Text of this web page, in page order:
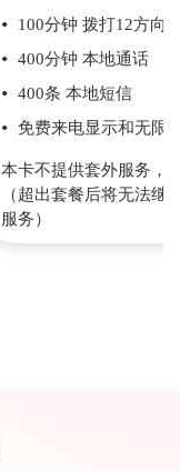
100分钟 拨打12方向
400分钟 本地通话
400条 本地短信
免费来电显示和无限
本卡不提供套外服务，
（超出套餐后将无法继
服务）